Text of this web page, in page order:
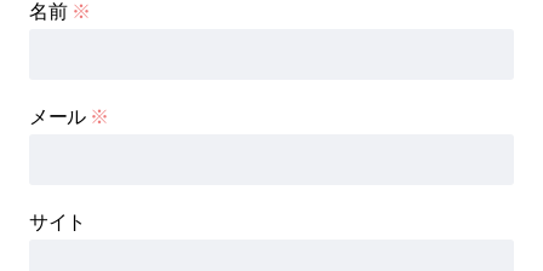
名前 ※
メール ※
サイト